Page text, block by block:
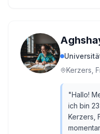
Kerzers,
"Hallo!
ich bin
Kerzers,